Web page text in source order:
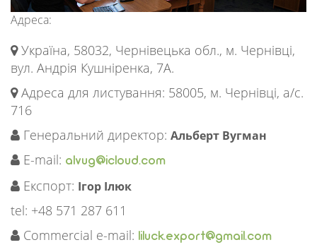
Адреса:
Україна, 58032, Чернівецька обл., м. Чернівці,
вул. Андрія Кушніренка, 7А.
Адреса для листування: 58005, м. Чернівці, а/c.
716
Генеральний директор: Альберт Вугман
E-mail: alvug@icloud.com
Експорт: Ігор Ілюк
tel: +48 571 287 611
Commercial e-mail: liluck.export@gmail.com